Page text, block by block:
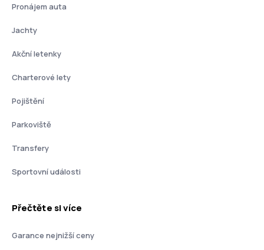
Pronájem auta
Jachty
Akční letenky
Charterové lety
Pojištění
Parkoviště
Transfery
Sportovní události
Přečtěte si více
Garance nejnižší ceny